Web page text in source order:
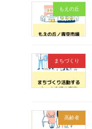
もえの丘
まちづくり
高齢者